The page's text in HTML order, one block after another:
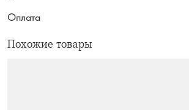
Оплата
Похожие товары